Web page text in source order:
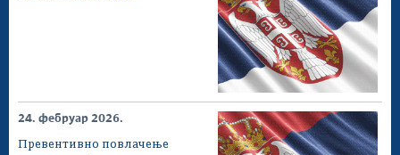
24. фебруар 2026.
Превентивно повлачење